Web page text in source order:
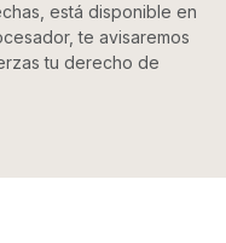
está disponible en
te avisaremos
tu derecho de